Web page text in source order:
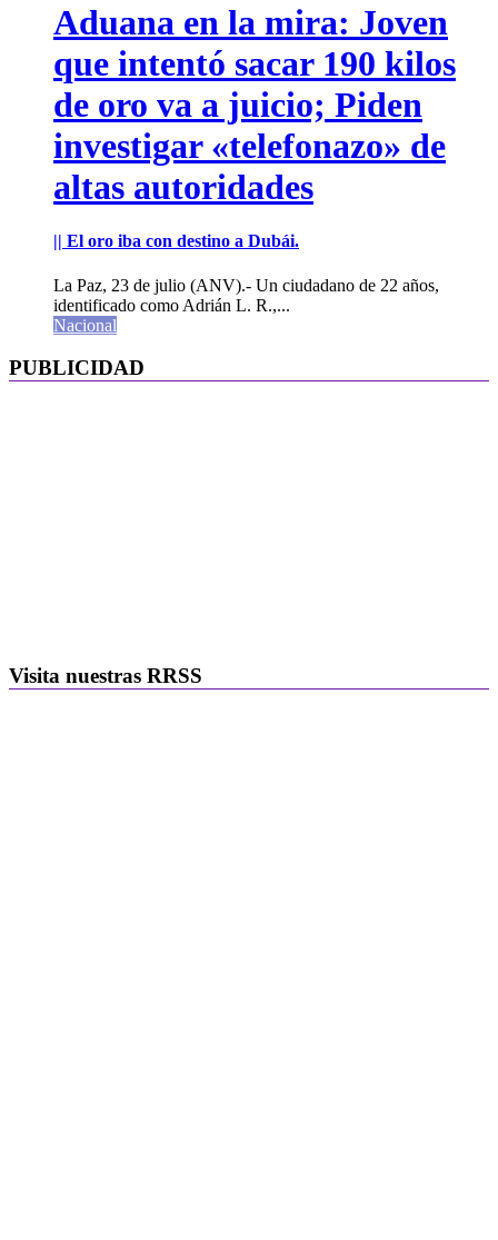
Aduana en la mira: Joven
que intentó sacar 190 kilos
de oro va a juicio; Piden
investigar «telefonazo» de
altas autoridades
|| El oro iba con destino a Dubái.
La Paz, 23 de julio (ANV).- Un ciudadano de 22 años,
identificado como Adrián L. R.,...
Nacional
PUBLICIDAD
Visita nuestras RRSS